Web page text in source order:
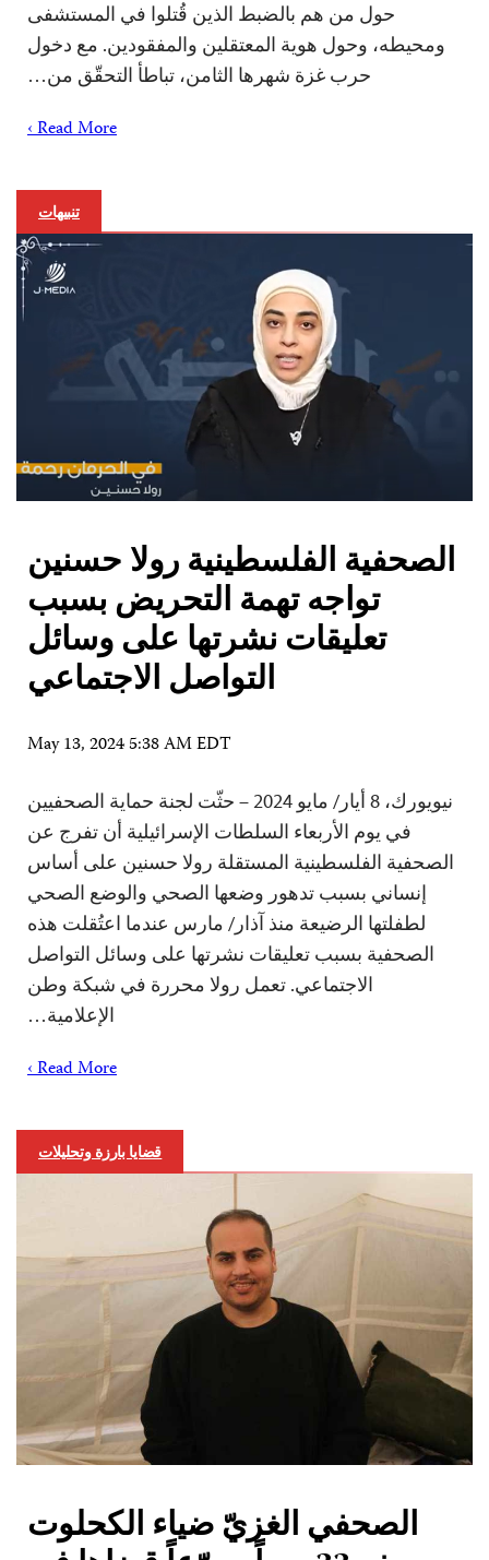
حول من هم بالضبط الذين قُتلوا في المستشفى
ومحيطه، وحول هوية المعتقلين والمفقودين. مع دخول
حرب غزة شهرها الثامن، تباطأ التحقّق من…
Read More ›
تنبيهات
الصحفية الفلسطينية رولا حسنين
تواجه تهمة التحريض بسبب
تعليقات نشرتها على وسائل
التواصل الاجتماعي
May 13, 2024 5:38 AM EDT
نيويورك، 8 أيار/ مايو 2024 – حثّت لجنة حماية الصحفيين
في يوم الأربعاء السلطات الإسرائيلية أن تفرج عن
الصحفية الفلسطينية المستقلة رولا حسنين على أساس
إنساني بسبب تدهور وضعها الصحي والوضع الصحي
لطفلتها الرضيعة منذ آذار/ مارس عندما اعتُقلت هذه
الصحفية بسبب تعليقات نشرتها على وسائل التواصل
الاجتماعي. تعمل رولا محررة في شبكة وطن
الإعلامية…
Read More ›
قضايا بارزة وتحليلات
الصحفي الغزيّ ضياء الكحلوت